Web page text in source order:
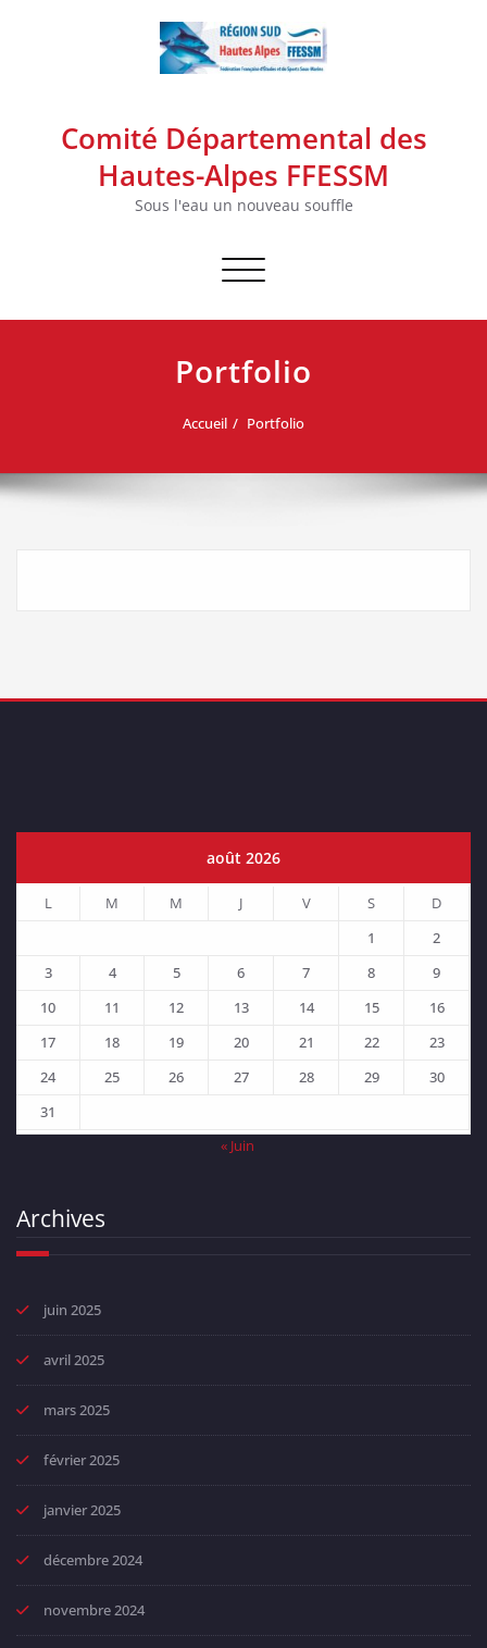
Comité Départemental des
Hautes-Alpes FFESSM
Sous l'eau un nouveau souffle
Afficher/masquer la navigation
Portfolio
Accueil Portfolio
août 2026
L M M J V S
D
1
2
3
4 5 6 7 8
9
10
11 12 13 14 15
16
17
18 19 20 21 22
23
24
25 26 27 28 29
30
31
« Juin
Archives
juin 2025
avril 2025
mars 2025
février 2025
janvier 2025
décembre 2024
novembre 2024